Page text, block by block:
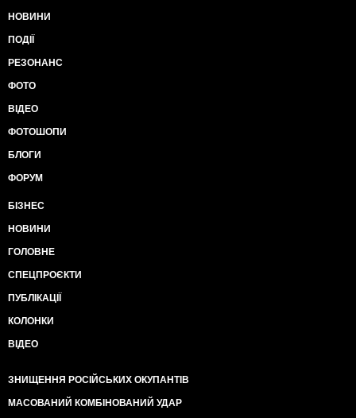
НОВИНИ
ПОДІЇ
РЕЗОНАНС
ФОТО
ВІДЕО
ФОТОШОПИ
БЛОГИ
ФОРУМ
БІЗНЕС
НОВИНИ
ГОЛОВНЕ
СПЕЦПРОЄКТИ
ПУБЛІКАЦІЇ
КОЛОНКИ
ВІДЕО
ЗНИЩЕННЯ РОСІЙСЬКИХ ОКУПАНТІВ
МАСОВАНИЙ КОМБІНОВАНИЙ УДАР